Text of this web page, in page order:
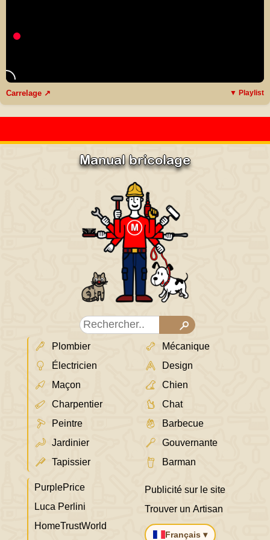
Carrelage ↗ ▼ Playlist
Manual bricolage
Plombier
Électricien
Maçon
Charpentier
Peintre
Jardinier
Tapissier
Mécanique
Design
Chien
Chat
Barbecue
Gouvernante
Barman
PurplePrice
Luca Perlini
HomeTrustWorld
Publicité sur le site
Trouver un Artisan
Français ▾